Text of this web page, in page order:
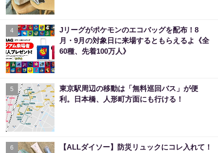
4
Jリーグがポケモンのエコバッグを配布！8
月・9月の対象日に来場するともらえるよ《全
60種、先着100万人》
5
東京駅周辺の移動は「無料巡回バス」が便
利。日本橋、人形町方面にも行ける！
6
【ALLダイソー】防災リュックにコレ入れて！